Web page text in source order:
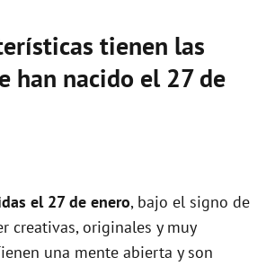
tienen las
han nacido el 27 de
el 27 de enero, bajo el signo de
creativas, originales y muy
una mente abierta y son